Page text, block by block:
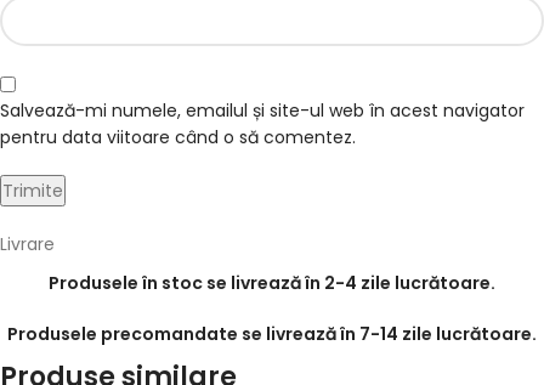
Salvează-mi numele, emailul și site-ul web în acest navigator
pentru data viitoare când o să comentez.
Livrare
Produsele în stoc se livrează în 2-4 zile lucrătoare.
Produsele precomandate se livrează în 7-14 zile lucrătoare.
Produse similare